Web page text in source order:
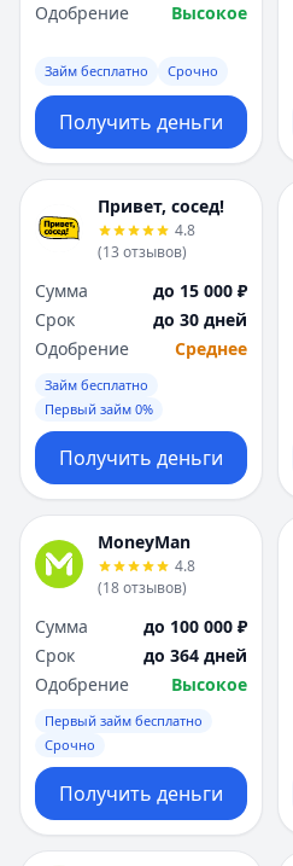
Одобрение
Высокое
Займ бесплатно Срочно
Получить деньги
Привет, сосед!
4.8
(13 отзывов)
Сумма
до 15 000 ₽
Срок
до 30 дней
Одобрение
Среднее
Займ бесплатно
Первый займ 0%
Получить деньги
MoneyMan
4.8
(18отзывов)
Сумма
до 100 000 ₽
Срок
до 364 дней
Одобрение
Высокое
Первый займ бесплатно
Срочно
Получить деньги